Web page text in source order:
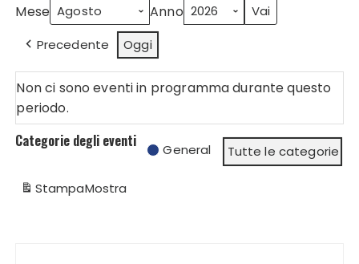
Mese Anno
Precedente Oggi
Non ci sono eventi in programma durante questo
periodo.
Categorie degli eventi General Tutte le categorie
StampaMostra